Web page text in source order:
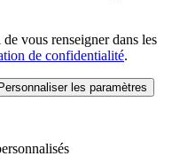
vous renseigner dans les
de confidentialité.
les paramètres